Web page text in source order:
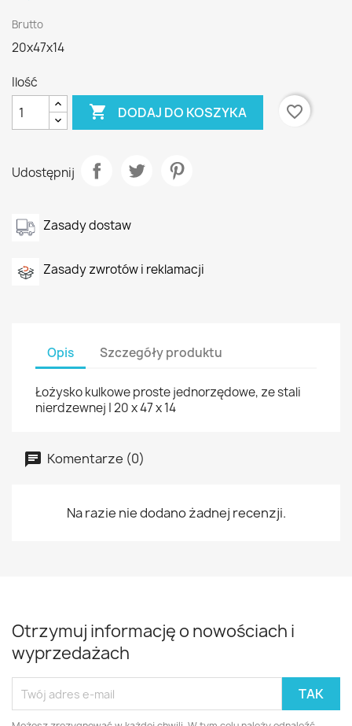
Brutto
20x47x14
Ilość
 DODAJ DO KOSZYKA favorite_border
Udostępnij
Zasady dostaw
Zasady zwrotów i reklamacji
Opis Szczegóły produktu
Łożysko kulkowe proste jednorzędowe, ze stali
nierdzewnej | 20 x 47 x 14
Komentarze (0)
Na razie nie dodano żadnej recenzji.
Otrzymuj informację o nowościach i
wyprzedażach